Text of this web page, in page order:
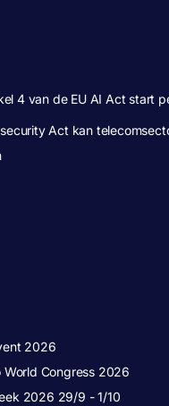
4 van de EU AI Act start
Act kan
2026
World Congress 2026
2026 29/9 - 1/10